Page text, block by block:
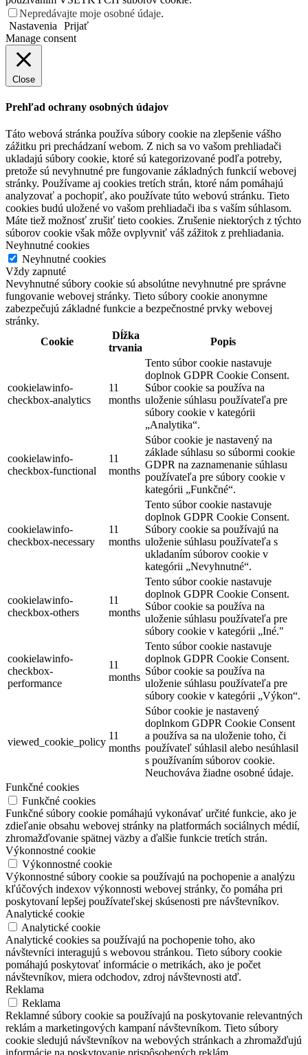
Nepredávajte moje osobné údaje.
Nastavenia
Prijať
Manage consent
Close
Prehľad ochrany osobných údajov
Táto webová stránka používa súbory cookie na zlepšenie vášho
zážitku pri prechádzaní webom. Z nich sa vo vašom prehliadači
ukladajú súbory cookie, ktoré sú kategorizované podľa potreby,
pretože sú nevyhnutné pre fungovanie základných funkcií webovej
stránky. Používame aj cookies tretích strán, ktoré nám pomáhajú
analyzovať a pochopiť, ako používate túto webovú stránku. Tieto
cookies budú uložené vo vašom prehliadači iba s vaším súhlasom.
Máte tiež možnosť zrušiť tieto cookies. Zrušenie niektorých z týchto
súborov cookie však môže ovplyvniť váš zážitok z prehliadania.
Neyhnutné cookies
Neyhnutné cookies
Vždy zapnuté
Nevyhnutné súbory cookie sú absolútne nevyhnutné pre správne
fungovanie webovej stránky. Tieto súbory cookie anonymne
zabezpečujú základné funkcie a bezpečnostné prvky webovej
stránky.
Cookie
Dĺžka
trvania
Popis
cookielawinfo-
checkbox-analytics
11
months
Tento súbor cookie nastavuje
doplnok GDPR Cookie Consent.
Súbor cookie sa používa na
uloženie súhlasu používateľa pre
súbory cookie v kategórii
„Analytika“.
cookielawinfo-
checkbox-functional
11
months
Súbor cookie je nastavený na
základe súhlasu so súbormi cookie
GDPR na zaznamenanie súhlasu
používateľa pre súbory cookie v
kategórii „Funkčné“.
cookielawinfo-
checkbox-necessary
11
months
Tento súbor cookie nastavuje
doplnok GDPR Cookie Consent.
Súbory cookie sa používajú na
uloženie súhlasu používateľa s
ukladaním súborov cookie v
kategórii „Nevyhnutné“.
cookielawinfo-
checkbox-others
11
months
Tento súbor cookie nastavuje
doplnok GDPR Cookie Consent.
Súbor cookie sa používa na
uloženie súhlasu používateľa pre
súbory cookie v kategórii „Iné."
cookielawinfo-
checkbox-
performance
11
months
Tento súbor cookie nastavuje
doplnok GDPR Cookie Consent.
Súbor cookie sa používa na
uloženie súhlasu používateľa pre
súbory cookie v kategórii „Výkon“.
viewed_cookie_policy
11
months
Súbor cookie je nastavený
doplnkom GDPR Cookie Consent
a používa sa na uloženie toho, či
používateľ súhlasil alebo nesúhlasil
s používaním súborov cookie.
Neuchováva žiadne osobné údaje.
Funkčné cookies
Funkčné cookies
Funkčné súbory cookie pomáhajú vykonávať určité funkcie, ako je
zdieľanie obsahu webovej stránky na platformách sociálnych médií,
zhromažďovanie spätnej väzby a ďalšie funkcie tretích strán.
Výkonnostné cookie
Výkonnostné cookie
Výkonnostné súbory cookie sa používajú na pochopenie a analýzu
kľúčových indexov výkonnosti webovej stránky, čo pomáha pri
poskytovaní lepšej používateľskej skúsenosti pre návštevníkov.
Analytické cookie
Analytické cookie
Analytické cookies sa používajú na pochopenie toho, ako
návštevníci interagujú s webovou stránkou. Tieto súbory cookie
pomáhajú poskytovať informácie o metrikách, ako je počet
návštevníkov, miera odchodov, zdroj návštevnosti atď.
Reklama
Reklama
Reklamné súbory cookie sa používajú na poskytovanie relevantných
reklám a marketingových kampaní návštevníkom. Tieto súbory
cookie sledujú návštevníkov na webových stránkach a zhromažďujú